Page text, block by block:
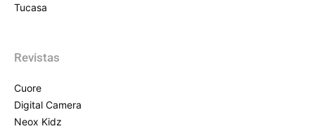
Tucasa
Revistas
Cuore
Digital Camera
Neox Kidz